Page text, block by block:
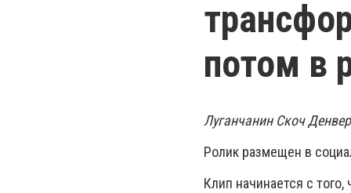
потом в
Луганчанин Скоч
Ролик размещен в
Клип начинается с